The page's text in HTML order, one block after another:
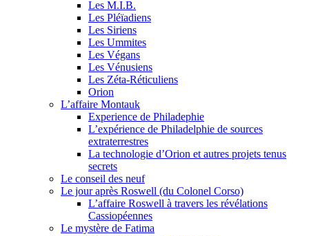
Les M.I.B.
Les Pléïadiens
Les Siriens
Les Ummites
Les Végans
Les Vénusiens
Les Zéta-Réticuliens
Orion
L’affaire Montauk
Experience de Philadephie
L’expérience de Philadelphie de sources
extraterrestres
La technologie d’Orion et autres projets tenus
secrets
Le conseil des neuf
Le jour après Roswell (du Colonel Corso)
L’affaire Roswell à travers les révélations
Cassiopéennes
Le mystère de Fatima